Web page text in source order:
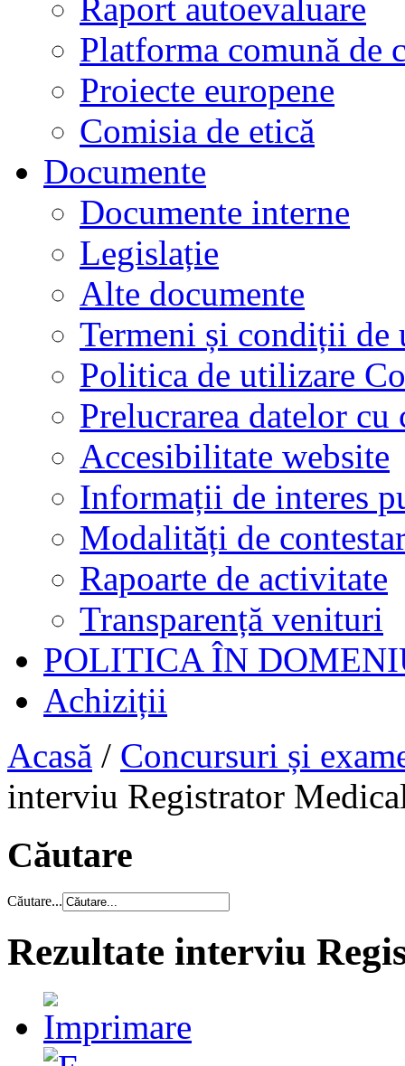
Raport autoevaluare
Platforma comună de
Proiecte europene
Comisia de etică
Documente
Documente interne
Legislație
Alte documente
Termeni și condiții de
Politica de utilizare
Prelucrarea datelor cu
Accesibilitate website
Informații de interes
Modalități de
Rapoarte de activitate
Transparență venituri
POLITICA ÎN
Achiziții
Acasă / Concursuri și
interviu Registrator
Căutare
Căutare...
Rezultate interviu